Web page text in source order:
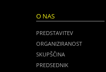
O NAS
PREDSTAVITEV
ORGANIZIRANOST
SKUPŠČINA
PREDSEDNIK